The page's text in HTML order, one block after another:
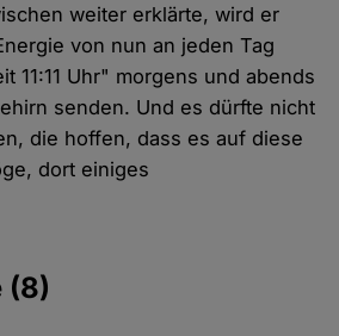
weiter erklärte, wird er
von nun an jeden Tag
11:11 Uhr" morgens und abends
senden. Und es dürfte nicht
die hoffen, dass es auf diese
dort einiges
(8)